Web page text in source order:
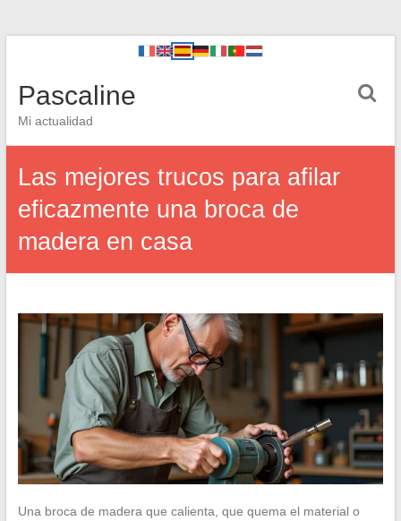
Pascaline
Mi actualidad
Las mejores trucos para afilar
eficazmente una broca de
madera en casa
Una broca de madera que calienta, que quema el material o